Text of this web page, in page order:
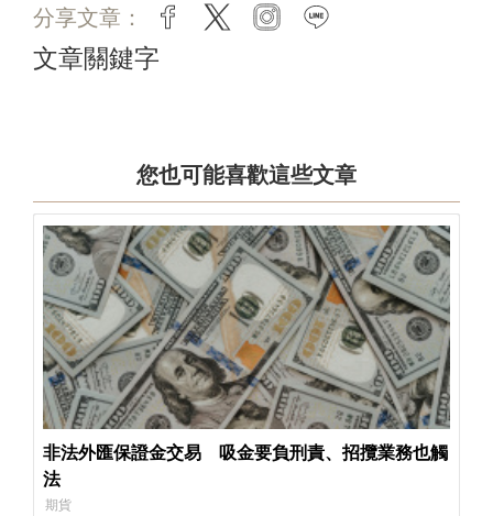
分享文章： facebook
twitter instagram
文章關鍵字
您也可能喜歡這些文章
非法外匯保證金交易 吸金要負刑責、招攬業務也觸
法
期貨